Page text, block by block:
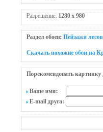
Разрешение: 1280 x 980
Раздел обоев: Пейзажи лесов
Скачать похожие обои на
Порекомендовать картинку
Ваше имя:
E-mail друга: